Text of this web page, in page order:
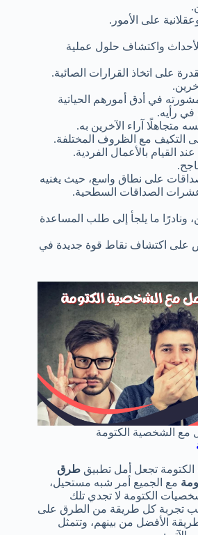
على الأمور.
واكتشاف حلول عملية
على اتخاذ القرارات الصائبة.
في أدق أمورهم الحياتية
في رأيه.
متجاهلًا آراء الآخرين به.
التكيف مع الظروف المختلفة.
القيام بالأعمال الفردية.
على نطاق واسع، حيث يغنيه
الصداقات السطحية.
ونادرًا ما يلجأ إلى طلب المساعدة
على اكتشاف نقاط قوة جديدة في
مع الشخصية الكتومة
تجعل أمل تطبيق طرق
مع الجميع أمر شبه مستحيل،
الكتومة لا تجدي تلك
تجربة كل طريقة من الطرق على
الأفضل من بينهم، وتتمثل